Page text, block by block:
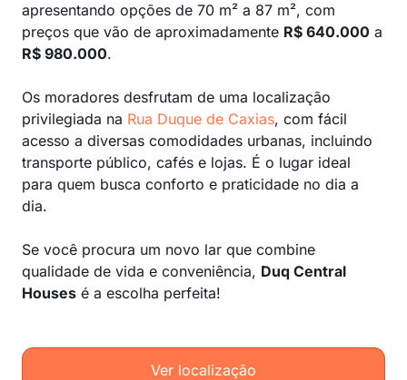
apresentando opções de 70 m² a 87 m², com
preços que vão de aproximadamente R$ 640.000 a
R$ 980.000.
Os moradores desfrutam de uma localização
privilegiada na Rua Duque de Caxias, com fácil
acesso a diversas comodidades urbanas, incluindo
transporte público, cafés e lojas. É o lugar ideal
para quem busca conforto e praticidade no dia a
dia.
Se você procura um novo lar que combine
qualidade de vida e conveniência, Duq Central
Houses é a escolha perfeita!
Ver localização